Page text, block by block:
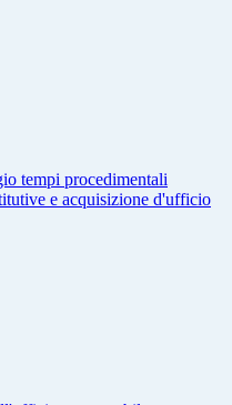
tempi procedimentali
e acquisizione d'ufficio